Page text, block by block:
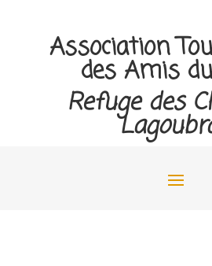
Association
des Amis
Refuge des